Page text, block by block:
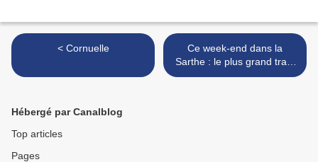
< Cornuelle
Ce week-end dans la
Sarthe : le plus grand train
en financiers du monde >
Hébergé par Canalblog
Top articles
Pages